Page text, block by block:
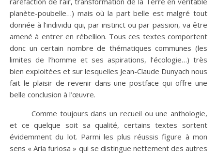
planète-poubelle…) mais où la part belle est malgré tout
donnée à l’individu qui, par instinct ou par passion, va être
amené à entrer en rébellion. Tous ces textes comportent
donc un certain nombre de thématiques communes (les
limites de l’homme et ses aspirations, l’écologie…) très
bien exploitées et sur lesquelles Jean-Claude Dunyach nous
fait le plaisir de revenir dans une postface qui offre une
belle conclusion à l’œuvre.
Comme toujours dans un recueil ou une anthologie,
et ce quelque soit sa qualité, certains textes sortent
évidemment du lot. Parmi les plus réussis figure à mon
sens « Aria furiosa » qui se distingue nettement des autres